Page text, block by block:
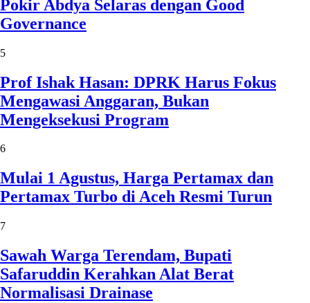
Pokir Abdya Selaras dengan Good
Governance
5
Prof Ishak Hasan: DPRK Harus Fokus
Mengawasi Anggaran, Bukan
Mengeksekusi Program
6
Mulai 1 Agustus, Harga Pertamax dan
Pertamax Turbo di Aceh Resmi Turun
7
Sawah Warga Terendam, Bupati
Safaruddin Kerahkan Alat Berat
Normalisasi Drainase